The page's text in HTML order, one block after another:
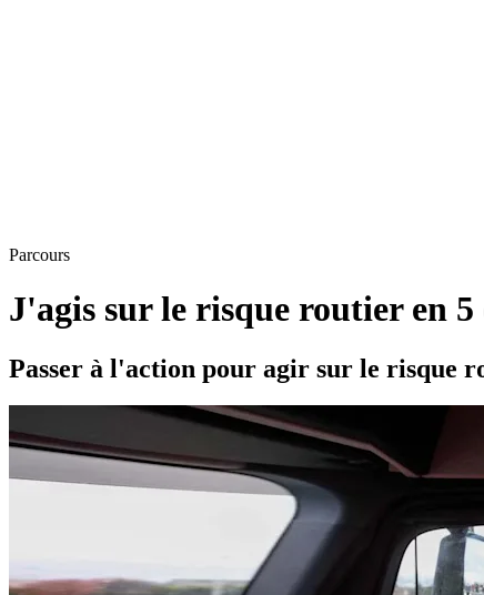
Parcours
J'agis sur le risque routier en 5
Passer à l'action pour agir sur le risque